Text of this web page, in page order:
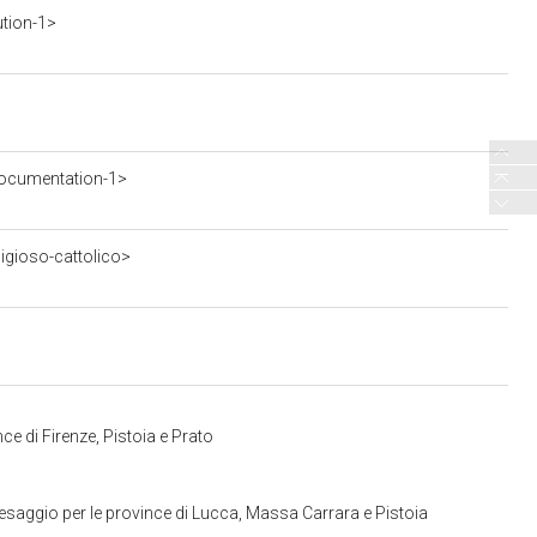
1>
1>
cattolico>
di Firenze, Pistoia e Prato
per le province di Lucca, Massa Carrara e Pistoia